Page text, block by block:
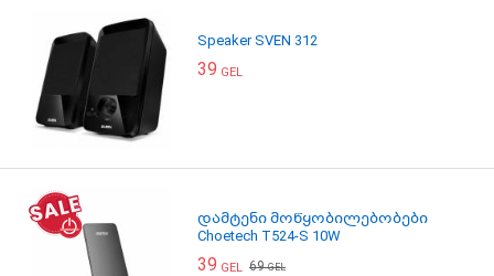
Speaker SVEN 312
39 GEL
დამტენი მოწყობილებობები
Choetech T524-S 10W
39 GEL 69GEL